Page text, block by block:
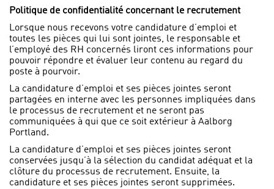
Politique de confidentialité concernant le recrutement
Lorsque nous recevons votre candidature d’emploi et
toutes les pièces qui lui sont jointes, le responsable et
l’employé des RH concernés liront ces informations pour
pouvoir répondre et évaluer leur contenu au regard du
poste à pourvoir.
La candidature d’emploi et ses pièces jointes seront
partagées en interne avec les personnes impliquées dans
le processus de recrutement et ne seront pas
communiquées à qui que ce soit extérieur à Aalborg
Portland.
La candidature d’emploi et ses pièces jointes seront
conservées jusqu’à la sélection du candidat adéquat et la
clôture du processus de recrutement. Ensuite, la
candidature et ses pièces jointes seront supprimées.